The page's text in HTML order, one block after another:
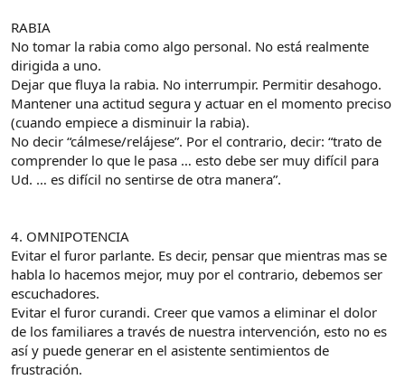
RABIA
No tomar la rabia como algo personal. No está realmente
dirigida a uno.
Dejar que fluya la rabia. No interrumpir. Permitir desahogo.
Mantener una actitud segura y actuar en el momento preciso
(cuando empiece a disminuir la rabia).
No decir “cálmese/relájese”. Por el contrario, decir: “trato de
comprender lo que le pasa … esto debe ser muy difícil para
Ud. … es difícil no sentirse de otra manera”.
4. OMNIPOTENCIA
Evitar el furor parlante. Es decir, pensar que mientras mas se
habla lo hacemos mejor, muy por el contrario, debemos ser
escuchadores.
Evitar el furor curandi. Creer que vamos a eliminar el dolor
de los familiares a través de nuestra intervención, esto no es
así y puede generar en el asistente sentimientos de
frustración.